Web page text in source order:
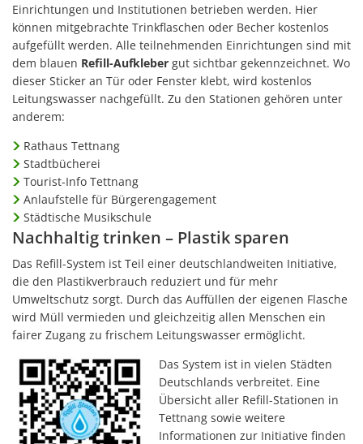
Einrichtungen und Institutionen betrieben werden. Hier
können mitgebrachte Trinkflaschen oder Becher kostenlos
aufgefüllt werden. Alle teilnehmenden Einrichtungen sind mit
dem blauen Refill-Aufkleber gut sichtbar gekennzeichnet. Wo
dieser Sticker an Tür oder Fenster klebt, wird kostenlos
Leitungswasser nachgefüllt. Zu den Stationen gehören unter
anderem:
Rathaus Tettnang
Stadtbücherei
Tourist-Info Tettnang
Anlaufstelle für Bürgerengagement
Städtische Musikschule
Nachhaltig trinken – Plastik sparen
Das Refill-System ist Teil einer deutschlandweiten Initiative,
die den Plastikverbrauch reduziert und für mehr
Umweltschutz sorgt. Durch das Auffüllen der eigenen Flasche
wird Müll vermieden und gleichzeitig allen Menschen ein
fairer Zugang zu frischem Leitungswasser ermöglicht.
Das System ist in vielen Städten
Deutschlands verbreitet. Eine
Übersicht aller Refill-Stationen in
Tettnang sowie weitere
Informationen zur Initiative finden